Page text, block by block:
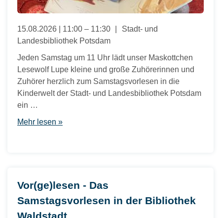
15.08.2026 | 11:00 – 11:30
Stadt- und
Landesbibliothek Potsdam
Jeden Samstag um 11 Uhr lädt unser Maskottchen
Lesewolf Lupe kleine und große Zuhörerinnen und
Zuhörer herzlich zum Samstagsvorlesen in die
Kinderwelt der Stadt- und Landesbibliothek Potsdam
ein …
Mehr lesen »
Vor(ge)lesen - Das
Samstagsvorlesen in der Bibliothek